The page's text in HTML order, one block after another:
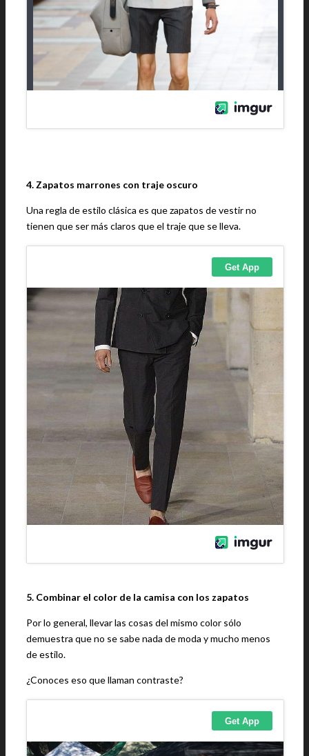
4. Zapatos marrones con traje oscuro
Una regla de estilo clásica es que zapatos de vestir no
tienen que ser más claros que el traje que se lleva.
5. Combinar el color de la camisa con los zapatos
Por lo general, llevar las cosas del mismo color sólo
demuestra que no se sabe nada de moda y mucho menos
de estilo.
¿Conoces eso que llaman contraste?